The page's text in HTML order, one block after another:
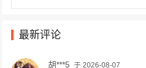
最新评论
胡***5 于 2026-08-07